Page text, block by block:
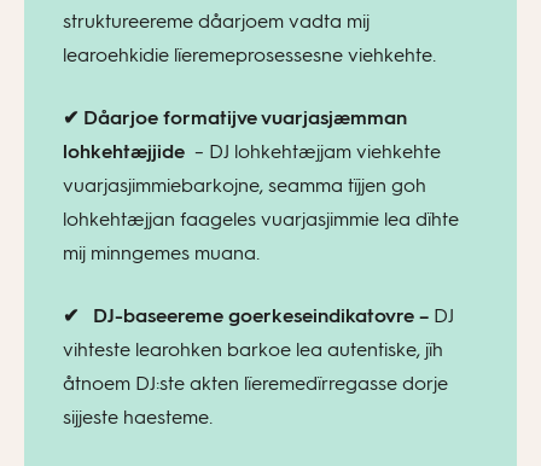
struktureereme dåarjoem vadta mij
learoehkidie lïeremeprosessesne viehkehte.
✔ Dåarjoe formatijve vuarjasjæmman
lohkehtæjjide – DJ lohkehtæjjam viehkehte
vuarjasjimmiebarkojne, seamma tïjjen goh
lohkehtæjjan faageles vuarjasjimmie lea dïhte
mij minngemes muana.
✔ DJ-baseereme goerkeseindikatovre – DJ
vihteste learohken barkoe lea autentiske, jïh
åtnoem DJ:ste akten lïeremedïrregasse dorje
sijjeste haesteme.